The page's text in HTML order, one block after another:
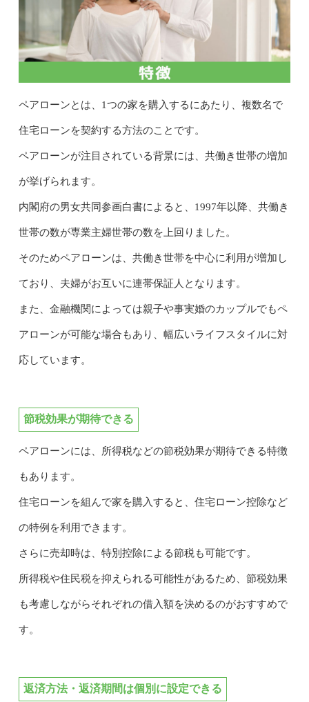
ペアローンとは、1つの家を購入するにあたり、複数名で
住宅ローンを契約する方法のことです。
ペアローンが注目されている背景には、共働き世帯の増加
が挙げられます。
内閣府の男女共同参画白書によると、1997年以降、共働き
世帯の数が専業主婦世帯の数を上回りました。
そのためペアローンは、共働き世帯を中心に利用が増加し
ており、夫婦がお互いに連帯保証人となります。
また、金融機関によっては親子や事実婚のカップルでもペ
アローンが可能な場合もあり、幅広いライフスタイルに対
応しています。
節税効果が期待できる
ペアローンには、所得税などの節税効果が期待できる特徴
もあります。
住宅ローンを組んで家を購入すると、住宅ローン控除など
の特例を利用できます。
さらに売却時は、特別控除による節税も可能です。
所得税や住民税を抑えられる可能性があるため、節税効果
も考慮しながらそれぞれの借入額を決めるのがおすすめで
す。
返済方法・返済期間は個別に設定できる